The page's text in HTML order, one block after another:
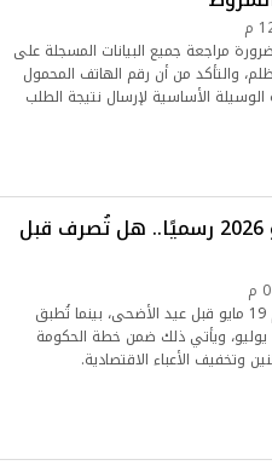
مراجعة جميع البيانات المسجلة على
والتأكد من أن رقم الهاتف المحمول
الأساسية لإرسال نتيجة الطلب
موعد صرف مرتبات مايو 2026 رسميًا.. هل تُصرف قبل
صرف مرتبات مايو 2026 يبدأ يوم 19 مايو قبل عيد الأضحى، بينما تُطبق
يوليو، ويأتي ذلك ضمن خطة الحكومة
الأعباء الاقتصادية.